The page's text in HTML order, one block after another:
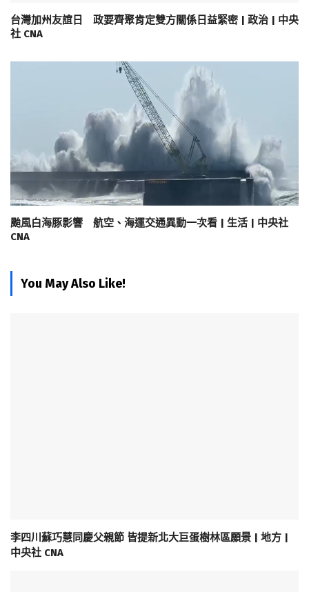
台灣加州友誼日 政要齊聚肯定雙方關係日益緊密 | 政治 | 中央
社 CNA
颱風白海豚影響 航空、海運交通異動一次看 | 生活 | 中央社
CNA
You May Also Like!
李四川蘇巧慧同慶父親節 皆提新北大巨蛋樹林區願景 | 地方 |
中央社 CNA